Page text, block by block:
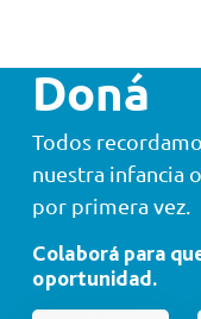
Doná
Todos
nuestra infancia
por primera vez.
Colaborá para
oportunidad.